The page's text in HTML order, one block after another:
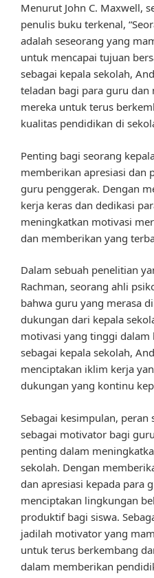
Menurut John C. Maxwell,
penulis buku terkenal,
adalah seseorang yang
untuk mencapai tujuan
sebagai kepala sekolah,
teladan bagi para guru
mereka untuk terus
kualitas pendidikan di
Penting bagi seorang
memberikan apresiasi dan
guru penggerak. Dengan
kerja keras dan dedikasi
meningkatkan motivasi
dan memberikan yang
Dalam sebuah penelitian
Rachman, seorang ahli
bahwa guru yang merasa
dukungan dari kepala
motivasi yang tinggi dalam
sebagai kepala sekolah,
menciptakan iklim kerja
dukungan yang kontinu
Sebagai kesimpulan, peran
sebagai motivator bagi
penting dalam
sekolah. Dengan
dan apresiasi kepada para
menciptakan lingkungan
produktif bagi siswa.
jadilah motivator yang
untuk terus berkembang
dalam memberikan